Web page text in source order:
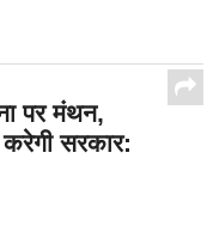
पर मंथन,
सरकार: